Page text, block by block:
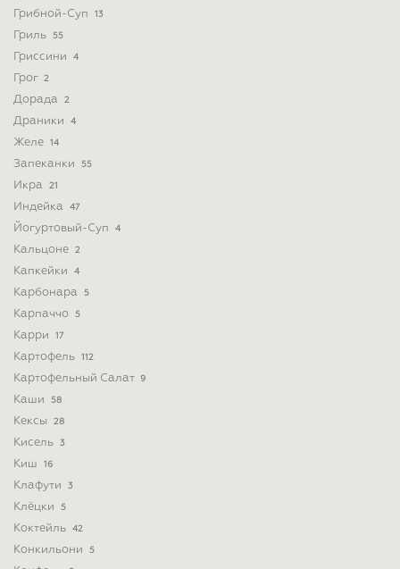
Грибной-Суп 13
Гриль 55
Гриссини 4
Грог 2
Дорада 2
Драники 4
Желе 14
Запеканки 55
Икра 21
Индейка 47
Йогуртовый-Суп 4
Кальцоне 2
Капкейки 4
Карбонара 5
Карпаччо 5
Карри 17
Картофель 112
Картофельный Салат 9
Каши 58
Кексы 28
Кисель 3
Киш 16
Клафути 3
Клёцки 5
Коктейль 42
Конкильони 5